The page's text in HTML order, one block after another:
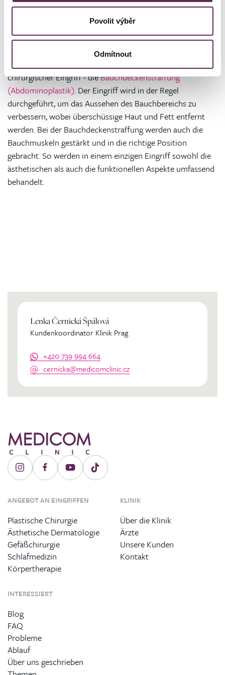
Povolit výběr
Odmítnout
Wenn die Muskelverzögerung ein größeres Ausmaß hat,
kann eine konservative Behandlung mit Übungen nicht
chirurgischer Eingriff - dieBauchdeckenstraffung
(Abdominoplastik). Der Eingriff wird in der Regel
durchgeführt, um das Aussehen des Bauchbereichs zu
verbessern, wobei überschüssige Haut und Fett entfernt
werden. Bei der Bauchdeckenstraffung werden auch die
Bauchmuskeln gestärkt und in die richtige Position
gebracht. So werden in einem einzigen Eingriff sowohl die
ästhetischen als auch die funktionellen Aspekte umfassend
behandelt.
Lenka Černická Špálová
Kundenkoordinator Klinik Prag
+420 739 994 664
cernicka@medicomclinic.cz
ANGEBOT AN EINGRIFFEN
Plastische Chirurgie
Ästhetische Dermatologie
Gefäßchirurgie
Schlafmedizin
Körpertherapie
KLINIK
Über die Klinik
Ärzte
Unsere Kunden
Kontakt
INTERESSIERT
Blog
FAQ
Probleme
Ablauf
Über uns geschrieben